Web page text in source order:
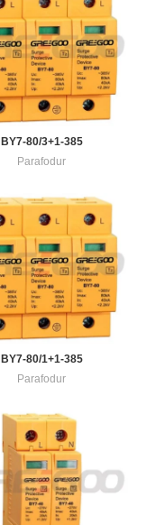
BY7-80/3+1-385
Parafodur
BY7-80/1+1-385
Parafodur